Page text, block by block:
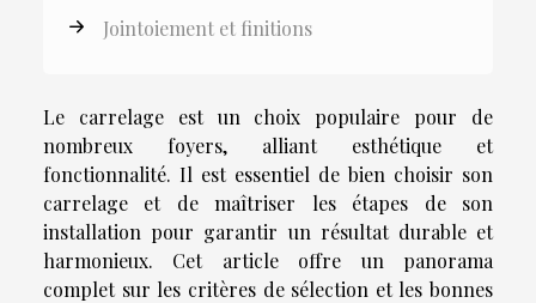
Jointoiement et finitions
Le carrelage est un choix populaire pour de
nombreux foyers, alliant esthétique et
fonctionnalité. Il est essentiel de bien choisir son
carrelage et de maîtriser les étapes de son
installation pour garantir un résultat durable et
harmonieux. Cet article offre un panorama
complet sur les critères de sélection et les bonnes